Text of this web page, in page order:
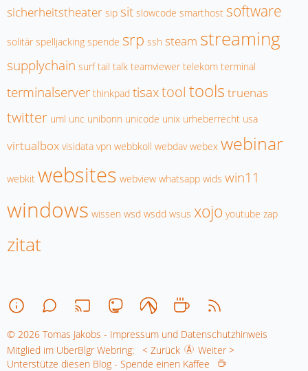
sicherheitstheater sip sit slowcode smarthost software
solitär spelljacking spende srp ssh steam streaming
supplychain surf tail talk teamviewer telekom terminal
terminalserver thinkpad tisaxtool tools truenas
twitter uml unc unibonn unicode unix urheberrecht usa
virtualbox visidata vpn webbkoll webdav webex webinar
webkit websites webview whatsapp wids win11
windows wissen wsd wsdd wsus xojo youtube zap
zitat
© 2026 Tomas Jakobs - Impressum und Datenschutzhinweis
Mitglied im UberBlgr Webring:
< Zurück
Weiter >
Unterstütze diesen Blog - Spende einen Kaffee